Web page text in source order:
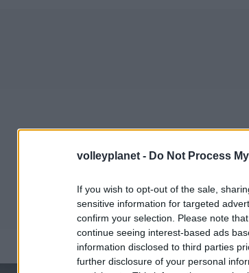
volleyplanet - Do Not Process
If you wish to opt-out of the sale,
sensitive information for targeted
confirm your selection. Please note
continue seeing interest-based ads
information disclosed to third parties
further disclosure of your personal
ΕΘΝΙΚΕΣ ΟΜΑΔΕΣ 23/05/2018